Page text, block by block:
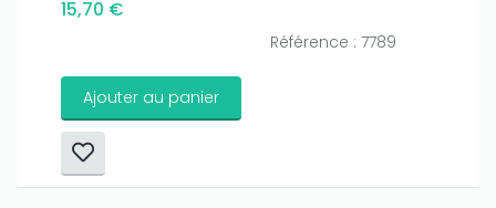
15,70 €
Référence : 7789
Ajouter au panier